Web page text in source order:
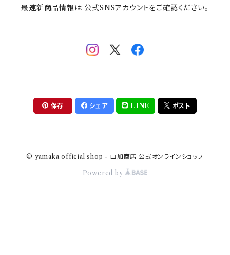
mofsand×日比谷花壇
ちびまる子ちゃんandクレヨンしんちゃん
HANAE MORI(ハナエモリ)
THE BEATLES(ザ・ビートルズ)
【山加商店×yaeko】migratory bird
隅切り重箱
HAPPY DINING(ハッピーダイニング)
SoSo(ソソ）
最速新商品情報は 公式SNSアカウントをご確認ください。
保存 シェア LINE ポスト
© yamaka official shop - 山加商店 公式オンラインショップ
Powered by